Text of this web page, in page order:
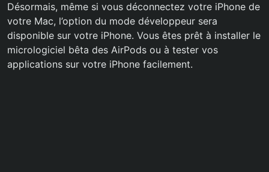
Désormais, même si vous déconnectez votre iPhone de
votre Mac, l’option du mode développeur sera
disponible sur votre iPhone. Vous êtes prêt à installer le
micrologiciel bêta des AirPods ou à tester vos
applications sur votre iPhone facilement.